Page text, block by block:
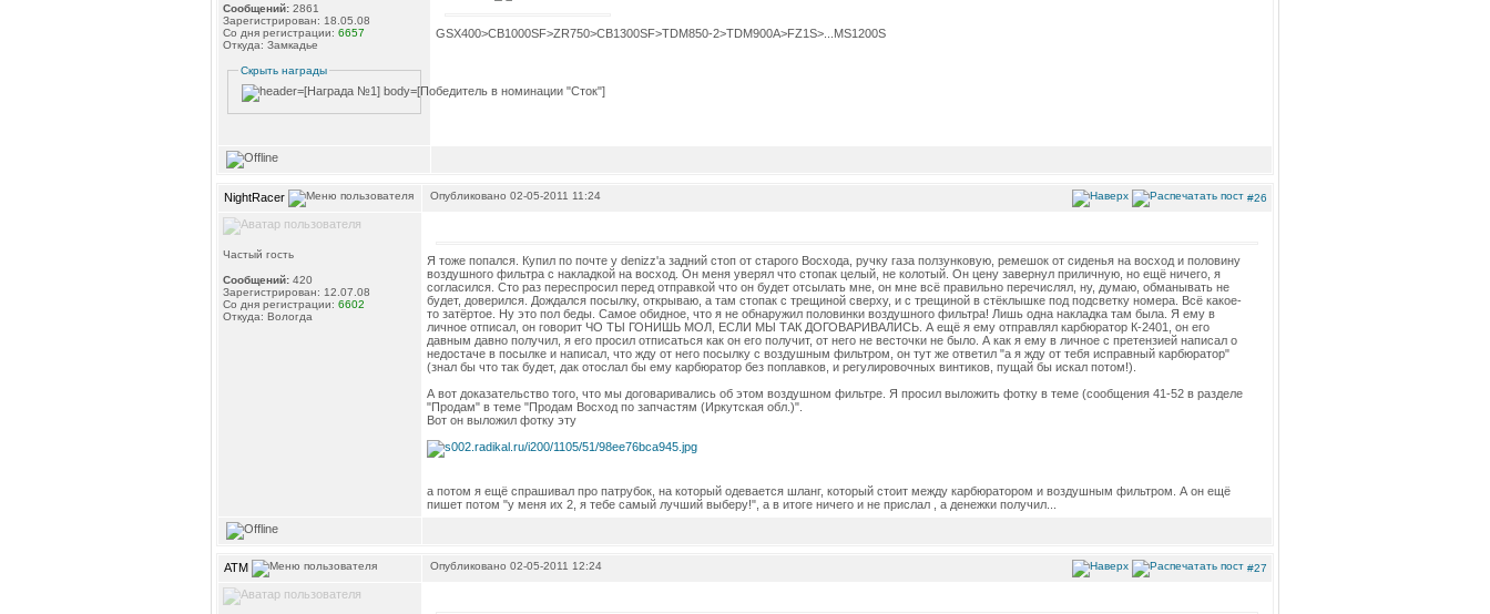
Сообщений: 2861
Зарегистрирован: 18.05.08
Со дня регистрации: 6657
Откуда: Замкадье
Скрыть награды
GSX400>CB1000SF>ZR750>CB1300SF>TDM850-2>TDM900A>FZ1S>...MS1200S
NightRacer #26
Опубликовано 02-05-2011 11:24
Частый гость
Сообщений: 420
Зарегистрирован: 12.07.08
Со дня регистрации: 6602
Откуда: Вологда
Я тоже попался. Купил по почте у denizz'а задний стоп от старого Восхода, ручку газа ползунковую, ремешок от сиденья на восход и половину
воздушного фильтра с накладкой на восход. Он меня уверял что стопак целый, не колотый. Он цену завернул приличную, но ещё ничего, я
согласился. Сто раз переспросил перед отправкой что он будет отсылать мне, он мне всё правильно перечислял, ну, думаю, обманывать не
будет, доверился. Дождался посылку, открываю, а там стопак с трещиной сверху, и с трещиной в стёклышке под подсветку номера. Всё какое-
то затёртое. Ну это пол беды. Самое обидное, что я не обнаружил половинки воздушного фильтра! Лишь одна накладка там была. Я ему в
личное отписал, он говорит ЧО ТЫ ГОНИШЬ МОЛ, ЕСЛИ МЫ ТАК ДОГОВАРИВАЛИСЬ. А ещё я ему отправлял карбюратор К-2401, он его
давным давно получил, я его просил отписаться как он его получит, от него не весточки не было. А как я ему в личное с претензией написал о
недостаче в посылке и написал, что жду от него посылку с воздушным фильтром, он тут же ответил "а я жду от тебя исправный карбюратор"
(знал бы что так будет, дак отослал бы ему карбюратор без поплавков, и регулировочных винтиков, пущай бы искал потом!).
А вот доказательство того, что мы договаривались об этом воздушном фильтре. Я просил выложить фотку в теме (сообщения 41-52 в разделе
"Продам" в теме "Продам Восход по запчастям (Иркутская обл.)".
Вот он выложил фотку эту
а потом я ещё спрашивал про патрубок, на который одевается шланг, который стоит между карбюратором и воздушным фильтром. А он ещё
пишет потом "у меня их 2, я тебе самый лучший выберу!", а в итоге ничего и не прислал , а денежки получил...
ATM #27
Опубликовано 02-05-2011 12:24